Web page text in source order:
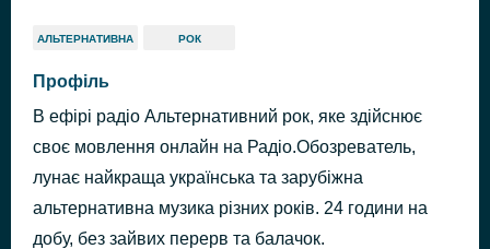
АЛЬТЕРНАТИВНА РОК
Профіль
В ефірі радіо Альтернативний рок, яке здійснює
своє мовлення онлайн на Радіо.Обозреватель,
лунає найкраща українська та зарубіжна
альтернативна музика різних років. 24 години на
добу, без зайвих перерв та балачок.